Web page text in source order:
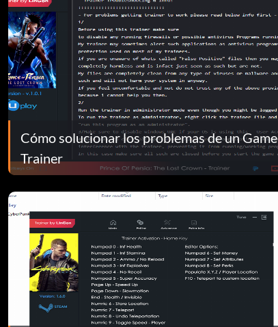
Cómo solucionar los problemas de un Game
Trainer